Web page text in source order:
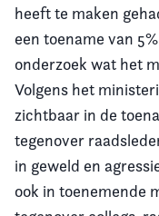
heeft te maken
een toename van
onderzoek wat het
Volgens het
zichtbaar in de
tegenover
in geweld en
ook in toenemende